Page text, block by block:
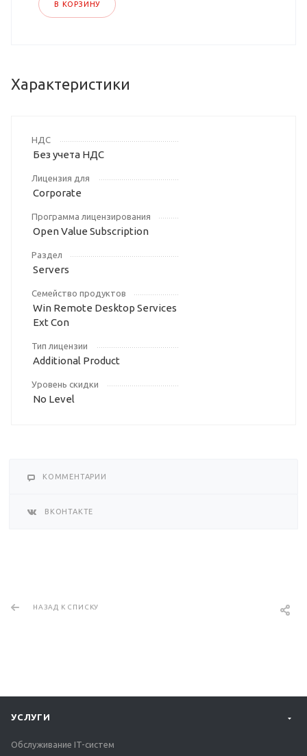
В КОРЗИНУ
Характеристики
НДС
Без учета НДС
Лицензия для
Corporate
Программа лицензирования
Open Value Subscription
Раздел
Servers
Семейство продуктов
Win Remote Desktop Services
Ext Con
Тип лицензии
Additional Product
Уровень скидки
No Level
КОММЕНТАРИИ
ВКОНТАКТЕ
НАЗАД К СПИСКУ
УСЛУГИ
Обслуживание IT-систем